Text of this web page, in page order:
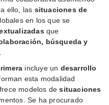
ello, las situaciones de
en los que se
que
búsqueda y
incluye un desarrollo
esta modalidad
modelos de situaciones
Se ha procurado